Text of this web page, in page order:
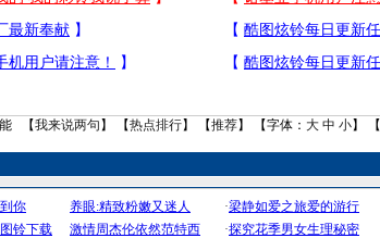
【我来说两句 】 【热点排行】 【推荐】 【字体： 大 中 小】 【